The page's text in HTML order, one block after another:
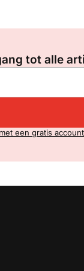
tot alle
een gratis account